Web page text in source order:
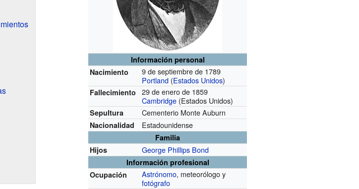
Información personal
Nacimiento
9 de septiembre de 1789
Portland (Estados Unidos)
Fallecimiento
29 de enero de 1859
Cambridge (Estados Unidos)
Sepultura Cementerio Monte Auburn
Nacionalidad Estadounidense
Familia
Hijos
George Phillips Bond
Información profesional
Ocupación
Astrónomo, meteorólogo y
fotógrafo